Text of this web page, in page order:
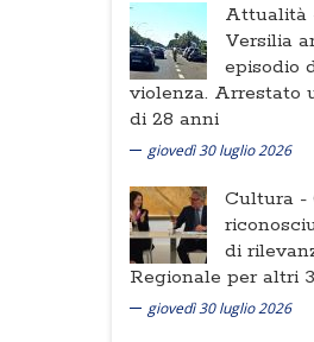
Attualità
Versilia
episodio
violenza. Arrestato
di 28 anni
giovedì 30 luglio 2026
Cultura -
di
Regionale per altri
giovedì 30 luglio 2026